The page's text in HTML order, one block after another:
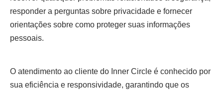
responder a perguntas sobre privacidade e fornecer
orientações sobre como proteger suas informações
pessoais.
O atendimento ao cliente do Inner Circle é conhecido por
sua eficiência e responsividade, garantindo que os